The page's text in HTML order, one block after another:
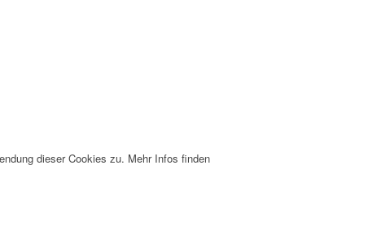
dieser Cookies zu. Mehr Infos finden